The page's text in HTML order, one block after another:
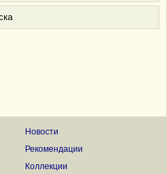
Новости
Рекомендации
Коллекции